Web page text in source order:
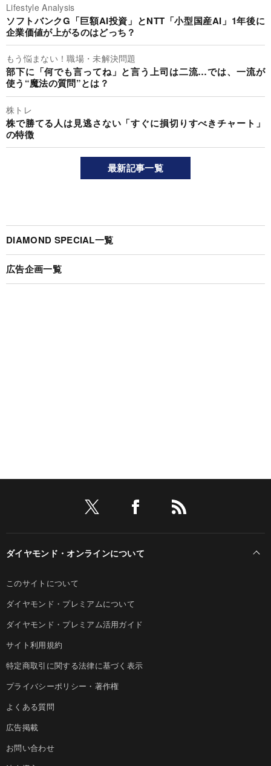
Lifestyle Analysis
ソフトバンクG「巨額AI投資」とNTT「小型国産AI」1年後に
企業価値が上がるのはどっち？
もう悩まない！職場・未解決問題
部下に「何でも言ってね」と言う上司は二流…では、一流が
使う“魔法の質問”とは？
株トレ
株で勝てる人は見逃さない「すぐに損切りすべきチャート」
の特徴
最新記事一覧
DIAMOND SPECIAL一覧
広告企画一覧
ダイヤモンド・オンラインについて
このサイトについて
ダイヤモンド・プレミアムについて
ダイヤモンド・プレミアム活用ガイド
サイト利用規約
特定商取引に関する法律に基づく表示
プライバシーポリシー・著作権
よくある質問
広告掲載
お問い合わせ